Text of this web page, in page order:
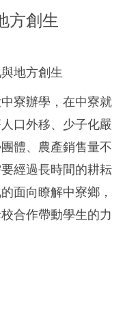
方創生
地方創生
寮辦學，在中寮就
口外移、少子化嚴
體、農產銷售量不
經過長時間的耕耘
面向瞭解中寮鄉，
合作帶動學生的力